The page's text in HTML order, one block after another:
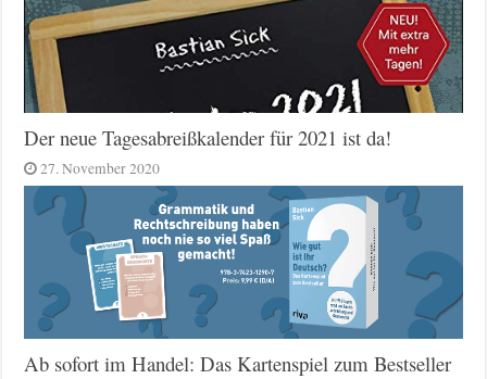
Der neue Tagesabreißkalender für 2021 ist da!
27. November 2020
Ab sofort im Handel: Das Kartenspiel zum Bestseller